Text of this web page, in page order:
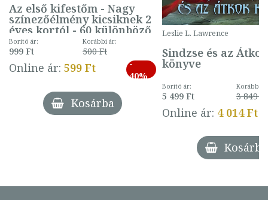
Az első kifestőm - Nagy
színezőélmény kicsiknek 2
éves kortól - 60 különböző
mintával (gombás)
Borító ár:
999 Ft
Korábbi ár:
500 Ft
Online ár: 599 Ft
-
40%
Kosárba
Leslie L. Lawrence
Sindzse és az Átkok
könyve
Borító ár:
5 499 Ft
Korábbi
3 849 Ft
Online ár: 4 014 Ft
Kosárba